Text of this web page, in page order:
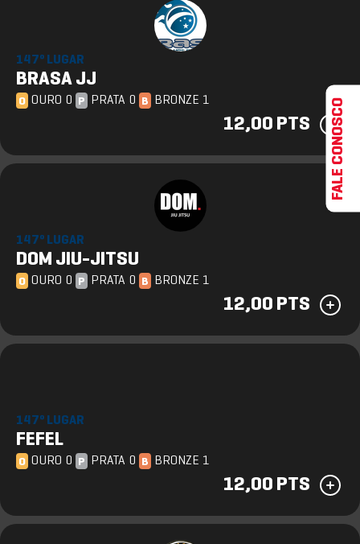
147º LUGAR
BRASA JJ
O OURO 0 P PRATA 0 B BRONZE 1
12,00 PTS
147º LUGAR
DOM JIU-JITSU
O OURO 0 P PRATA 0 B BRONZE 1
12,00 PTS
147º LUGAR
FEFEL
O OURO 0 P PRATA 0 B BRONZE 1
12,00 PTS
FALE CONOSCO